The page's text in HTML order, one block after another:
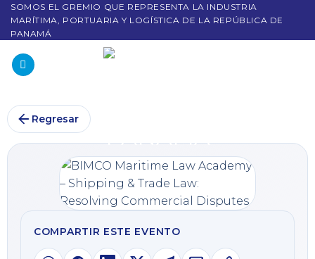
SOMOS EL GREMIO QUE REPRESENTA LA INDUSTRIA
MARÍTIMA, PORTUARIA Y LOGÍSTICA DE LA REPÚBLICA DE
PANAMÁ
Regresar
COMPARTIR ESTE EVENTO